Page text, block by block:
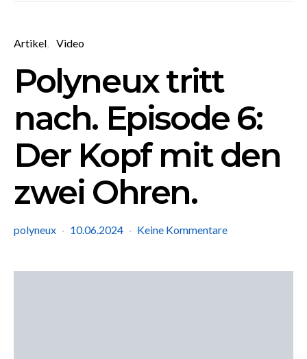
Artikel Video
Polyneux tritt
nach. Episode 6:
Der Kopf mit den
zwei Ohren.
polyneux 10.06.2024 Keine Kommentare